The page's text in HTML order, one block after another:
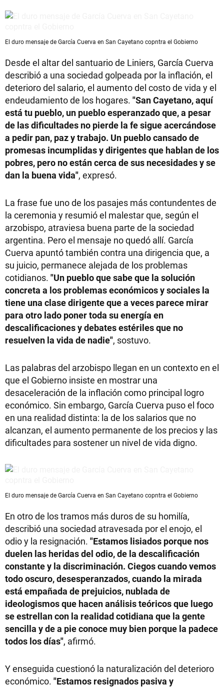
El duro mensaje de García Cuerva en San Cayetano copntra el Gobierno
Desde el altar del santuario de Liniers, García Cuerva
describió a una sociedad golpeada por la inflación, el
deterioro del salario, el aumento del costo de vida y el
endeudamiento de los hogares. "San Cayetano, aquí
está tu pueblo, un pueblo esperanzado que, a pesar
de las dificultades no pierde la fe sigue acercándose
a pedir pan, paz y trabajo. Un pueblo cansado de
promesas incumplidas y dirigentes que hablan de los
pobres, pero no están cerca de sus necesidades y se
dan la buena vida", expresó.
La frase fue uno de los pasajes más contundentes de
la ceremonia y resumió el malestar que, según el
arzobispo, atraviesa buena parte de la sociedad
argentina. Pero el mensaje no quedó allí. García
Cuerva apuntó también contra una dirigencia que, a
su juicio, permanece alejada de los problemas
cotidianos. "Un pueblo que sabe que la solución
concreta a los problemas económicos y sociales la
tiene una clase dirigente que a veces parece mirar
para otro lado poner toda su energía en
descalificaciones y debates estériles que no
resuelven la vida de nadie", sostuvo.
Las palabras del arzobispo llegan en un contexto en el
que el Gobierno insiste en mostrar una
desaceleración de la inflación como principal logro
económico. Sin embargo, García Cuerva puso el foco
en una realidad distinta: la de los salarios que no
alcanzan, el aumento permanente de los precios y las
dificultades para sostener un nivel de vida digno.
El duro mensaje de García Cuerva en San Cayetano copntra el Gobierno
En otro de los tramos más duros de su homilía,
describió una sociedad atravesada por el enojo, el
odio y la resignación. "Estamos lisiados porque nos
duelen las heridas del odio, de la descalificación
constante y la discriminación. Ciegos cuando vemos
todo oscuro, desesperanzados, cuando la mirada
está empañada de prejuicios, nublada de
ideologismos que hacen análisis teóricos que luego
se estrellan con la realidad cotidiana que la gente
sencilla y de a pie conoce muy bien porque la padece
todos los días", afirmó.
Y enseguida cuestionó la naturalización del deterioro
económico. "Estamos resignados pasiva y